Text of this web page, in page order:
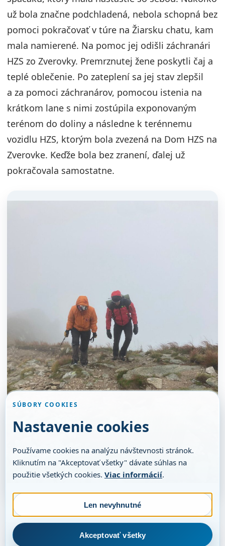
už bola značne podchladená, nebola schopná bez
pomoci pokračovať v túre na Žiarsku chatu, kam
mala namierené. Na pomoc jej odišli záchranári
HZS zo Zverovky. Premrznutej žene poskytli čaj a
teplé oblečenie. Po zateplení sa jej stav zlepšil
a za pomoci záchranárov, pomocou istenia na
krátkom lane s nimi zostúpila exponovaným
terénom do doliny a následne k terénnemu
vozidlu HZS, ktorým bola zvezená na Dom HZS na
Zverovke. Keďže bola bez zranení, ďalej už
pokračovala samostatne.
SÚBORY COOKIES
Nastavenie cookies
Používame cookies na analýzu návštevnosti stránok.
Kliknutím na "Akceptovať všetky" dávate súhlas na
použitie všetkých cookies. Viac informácií.
Len nevyhnutné
Akceptovať všetky